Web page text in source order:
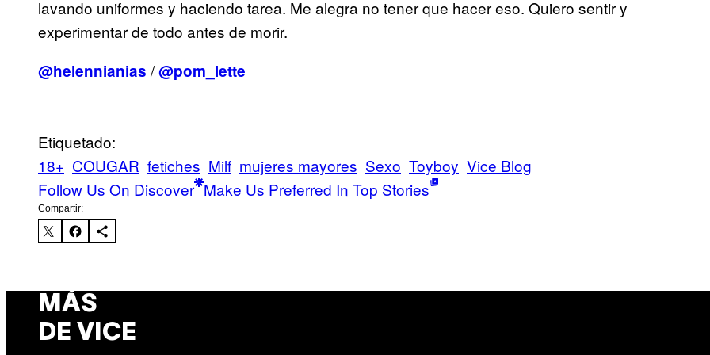
lavando uniformes y haciendo tarea. Me alegra no tener que hacer eso. Quiero sentir y
experimentar de todo antes de morir.
@helennianias /@pom_lette
Etiquetado:
18+ COUGAR fetiches Milf mujeres mayores Sexo Toyboy Vice Blog
Follow Us On Discover Make Us Preferred In Top Stories
Compartir:
MÁS
DE VICE